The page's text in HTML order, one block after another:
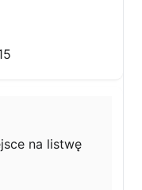
na listwę